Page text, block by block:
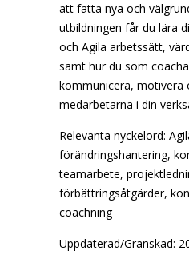
att fatta nya och
utbildningen får du lära
och Agila arbetssätt,
samt hur du som
kommunicera, motivera
medarbetarna i din
Relevanta nyckelord:
förändringshantering,
teamarbete,
förbättringsåtgärder,
coachning
Uppdaterad/Granskad: